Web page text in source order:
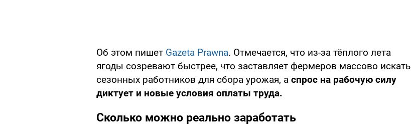
Об этом пишет Gazeta Prawna. Отмечается, что из-за тёплого лета
ягоды созревают быстрее, что заставляет фермеров массово искать
сезонных работников для сбора урожая, а спрос на рабочую силу
диктует и новые условия оплаты труда.
Сколько можно реально заработать